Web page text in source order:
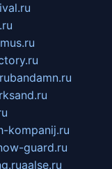
bandamn.ru
kompanij.ru
guard.ru
aalse.ru